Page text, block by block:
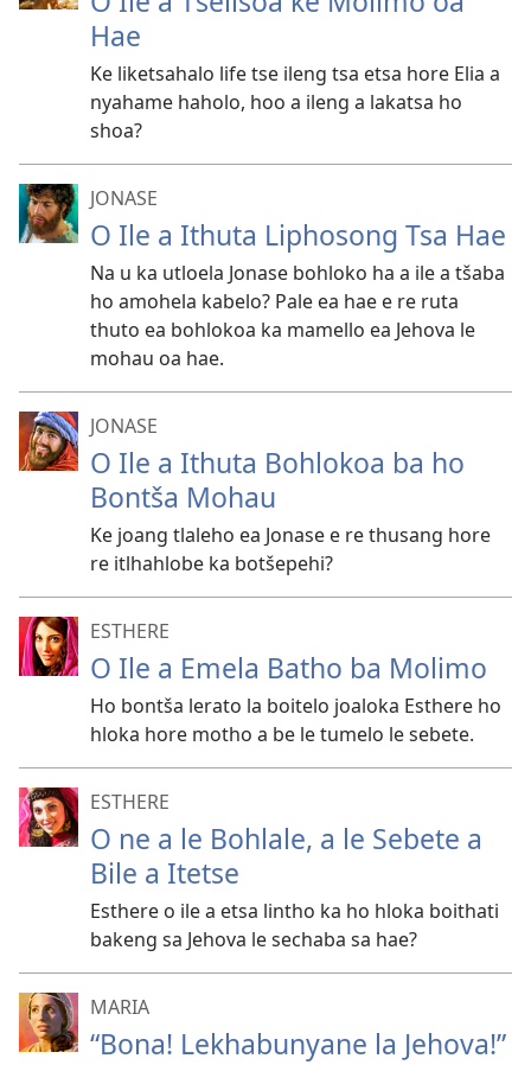
Hae
Ke liketsahalo life tse ileng tsa etsa hore Elia a
nyahame haholo, hoo a ileng a lakatsa ho
shoa?
JONASE
O Ile a Ithuta Liphosong Tsa Hae
Na u ka utloela Jonase bohloko ha a ile a tšaba
ho amohela kabelo? Pale ea hae e re ruta
thuto ea bohlokoa ka mamello ea Jehova le
mohau oa hae.
JONASE
O Ile a Ithuta Bohlokoa ba ho
Bontša Mohau
Ke joang tlaleho ea Jonase e re thusang hore
re itlhahlobe ka botšepehi?
ESTHERE
O Ile a Emela Batho ba Molimo
Ho bontša lerato la boitelo joaloka Esthere ho
hloka hore motho a be le tumelo le sebete.
ESTHERE
O ne a le Bohlale, a le Sebete a
Bile a Itetse
Esthere o ile a etsa lintho ka ho hloka boithati
bakeng sa Jehova le sechaba sa hae?
MARIA
“Bona! Lekhabunyane la Jehova!”